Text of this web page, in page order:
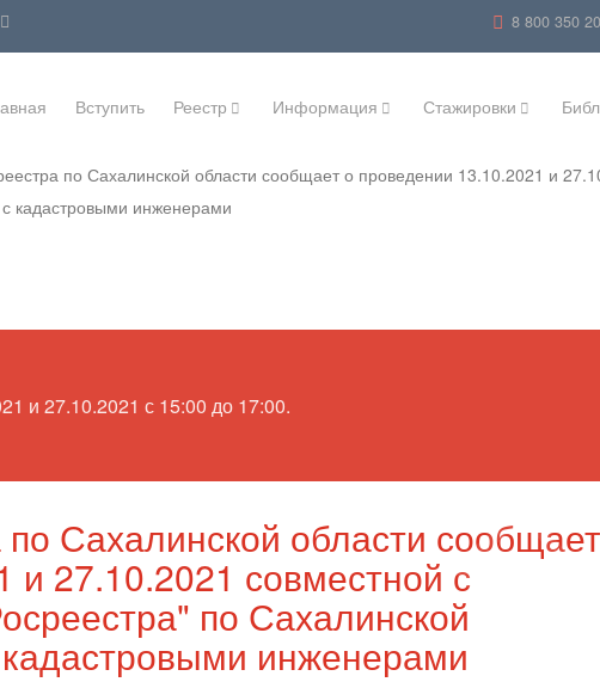
8 800 350
Вступить Реестр Информация Стажировки
по Сахалинской области сообщает о проведении 13.10.2021 и
с кадастровыми инженерами
и 27.10.2021 с 15:00 до 17:00.
Сахалинской области сообщает
и 27.10.2021 совместной с
по Сахалинской
кадастровыми инженерами